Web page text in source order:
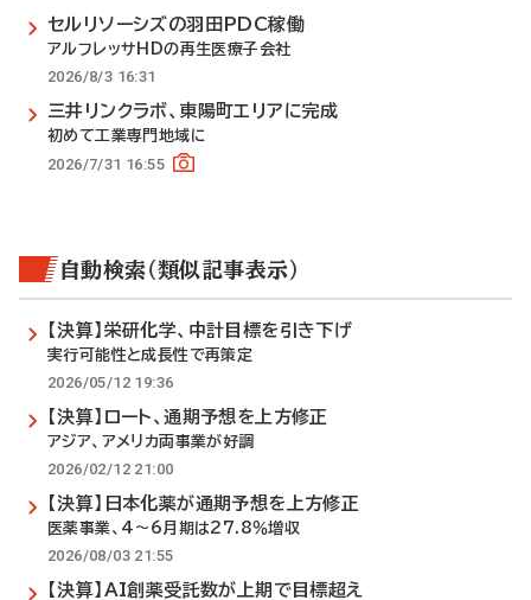
セルリソーシズの羽田PDC稼働
アルフレッサHDの再生医療子会社
2026/8/3 16:31
三井リンクラボ、東陽町エリアに完成
初めて工業専門地域に
2026/7/31 16:55
自動検索（類似記事表示）
【決算】栄研化学、中計目標を引き下げ
実行可能性と成長性で再策定
2026/05/12 19:36
【決算】ロート、通期予想を上方修正
アジア、アメリカ両事業が好調
2026/02/12 21:00
【決算】日本化薬が通期予想を上方修正
医薬事業、4～6月期は27.8％増収
2026/08/03 21:55
【決算】AI創薬受託数が上期で目標超え